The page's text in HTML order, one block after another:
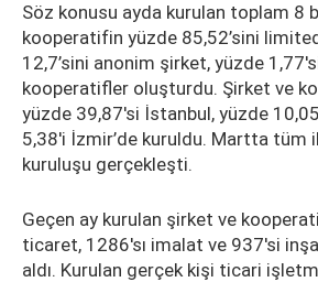
Söz konusu ayda kurulan toplam 8
kooperatifin yüzde 85,52’sini
12,7’sini anonim şirket, yüzde
kooperatifler oluşturdu. Şirket ve
yüzde 39,87'si İstanbul, yüzde
5,38'i İzmir’de kuruldu. Martta tüm
kuruluşu gerçekleşti.
Geçen ay kurulan şirket ve
ticaret, 1286'sı imalat ve 937'si
aldı. Kurulan gerçek kişi ticari